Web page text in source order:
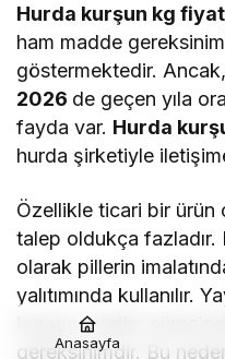
Hurda kurşun kg
ham madde
göstermektedir. Ancak,
2026 de geçen yıla
fayda var. Hurda
hurda şirketiyle
Özellikle ticari bir ürün
talep oldukça fazladır.
olarak pillerin
yalıtımında kullanılır.
kurşun, üretim
gereksinimdir. Bu
Anasayfa